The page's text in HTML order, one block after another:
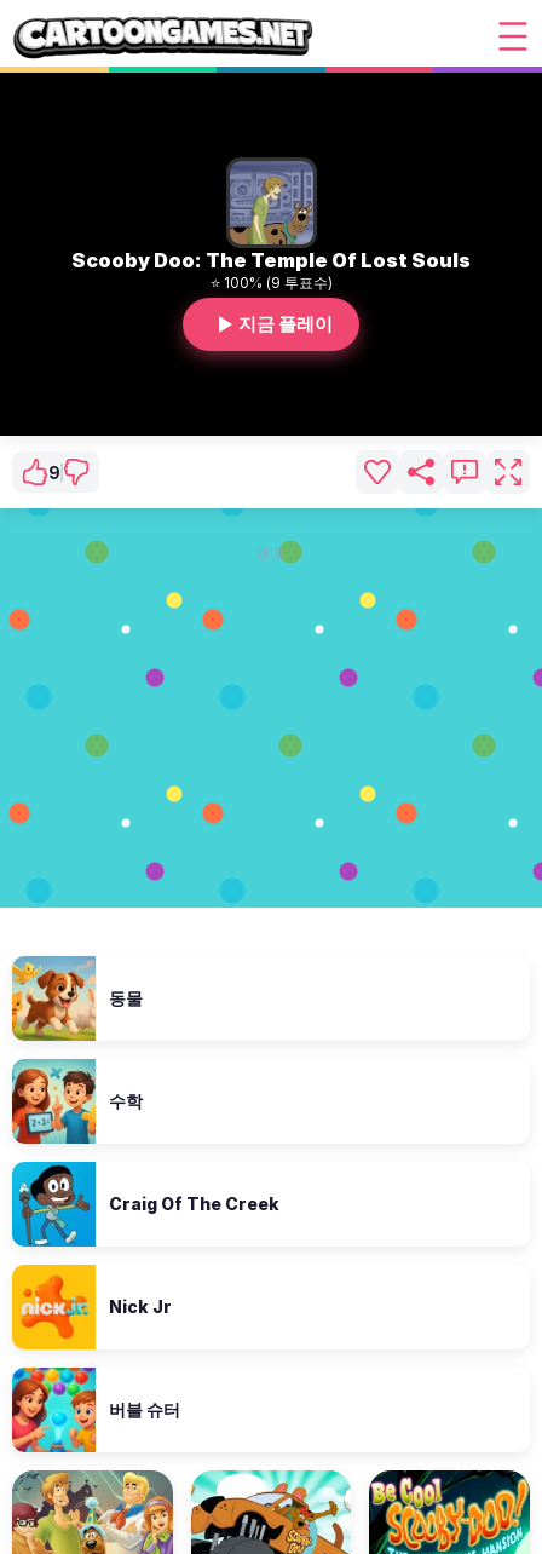
Scooby Doo: The Temple Of Lost Souls
⭐ 100% (9 투표수)
지금 플레이
9
광고
동물
수학
Craig Of The Creek
Nick Jr
버블 슈터